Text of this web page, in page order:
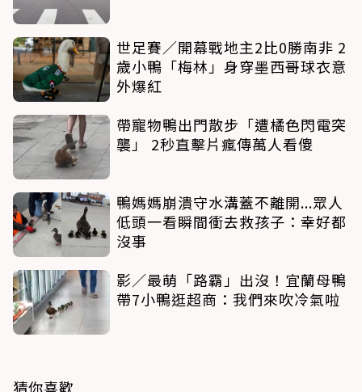
世足賽／開幕戰地主2比0勝南非 2
歲小鴨「梅林」身穿墨西哥球衣意
外爆紅
帶寵物鴨出門散步「遭橘色閃電突
襲」 2秒直擊片瘋傳萬人看傻
鴨媽媽崩潰守水溝蓋不離開...眾人
低頭一看瞬間衝去救孩子：幸好都
沒事
影／最萌「路霸」出沒！宜蘭母鴨
帶7小鴨逛超商：我們來吹冷氣啦
猜你喜歡